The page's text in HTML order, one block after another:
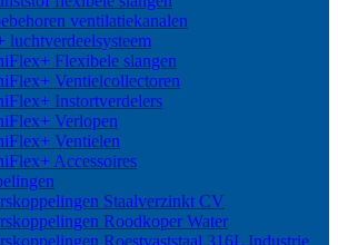
ventilatiekanalen
luchtverdeelsysteem
Flexibele slangen
Ventielcollectoren
Instortverdelers
Verlopen
Ventielen
Accessoires
Staalverzinkt CV
Roodkoper Water
Roestvaststaal 316L Industrie